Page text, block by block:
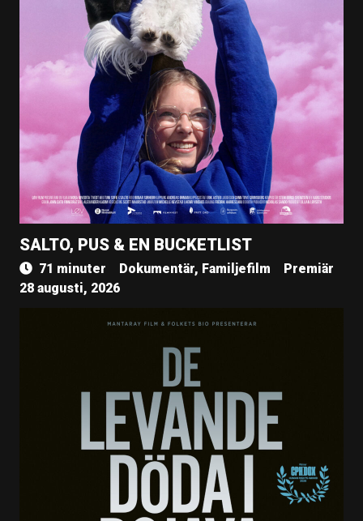
SALTO, PUS & EN BUCKETLIST
71 minuter Dokumentär, Familjefilm
Premiär
28 augusti, 2026